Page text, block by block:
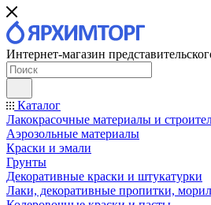
Интернет-магазин
Каталог
Лакокрасочные материалы и
Аэрозольные материалы
Краски и эмали
Грунты
Декоративные краски и штукатурки
Лаки, декоративные пропитки,